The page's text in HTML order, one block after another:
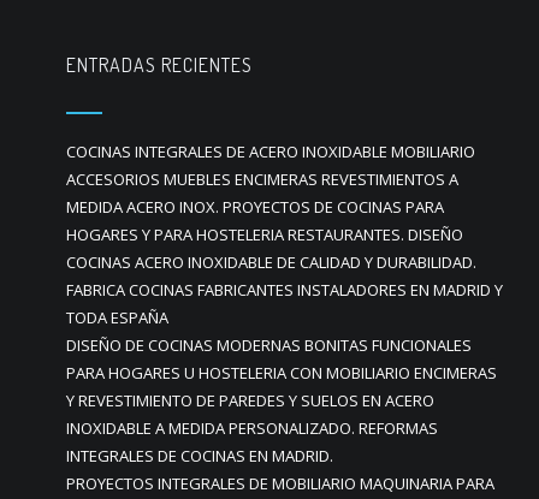
ENTRADAS RECIENTES
COCINAS INTEGRALES DE ACERO INOXIDABLE MOBILIARIO
ACCESORIOS MUEBLES ENCIMERAS REVESTIMIENTOS A
MEDIDA ACERO INOX. PROYECTOS DE COCINAS PARA
HOGARES Y PARA HOSTELERIA RESTAURANTES. DISEÑO
COCINAS ACERO INOXIDABLE DE CALIDAD Y DURABILIDAD.
FABRICA COCINAS FABRICANTES INSTALADORES EN MADRID Y
TODA ESPAÑA
DISEÑO DE COCINAS MODERNAS BONITAS FUNCIONALES
PARA HOGARES U HOSTELERIA CON MOBILIARIO ENCIMERAS
Y REVESTIMIENTO DE PAREDES Y SUELOS EN ACERO
INOXIDABLE A MEDIDA PERSONALIZADO. REFORMAS
INTEGRALES DE COCINAS EN MADRID.
PROYECTOS INTEGRALES DE MOBILIARIO MAQUINARIA PARA